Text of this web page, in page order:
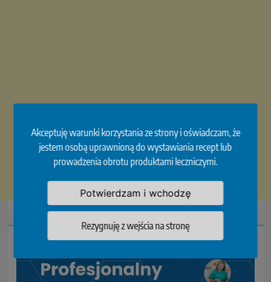
Akceptuję warunki korzystania ze strony i oświadczam, że
jestem osobą uprawnioną do wystawiania recept lub
prowadzenia obrotu produktami leczniczymi.
Potwierdzam i wchodzę
Rezygnuję z wejścia na stronę